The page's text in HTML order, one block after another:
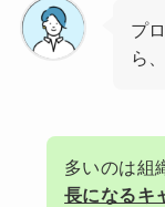
プ
ら
多いのは組
長になるキ